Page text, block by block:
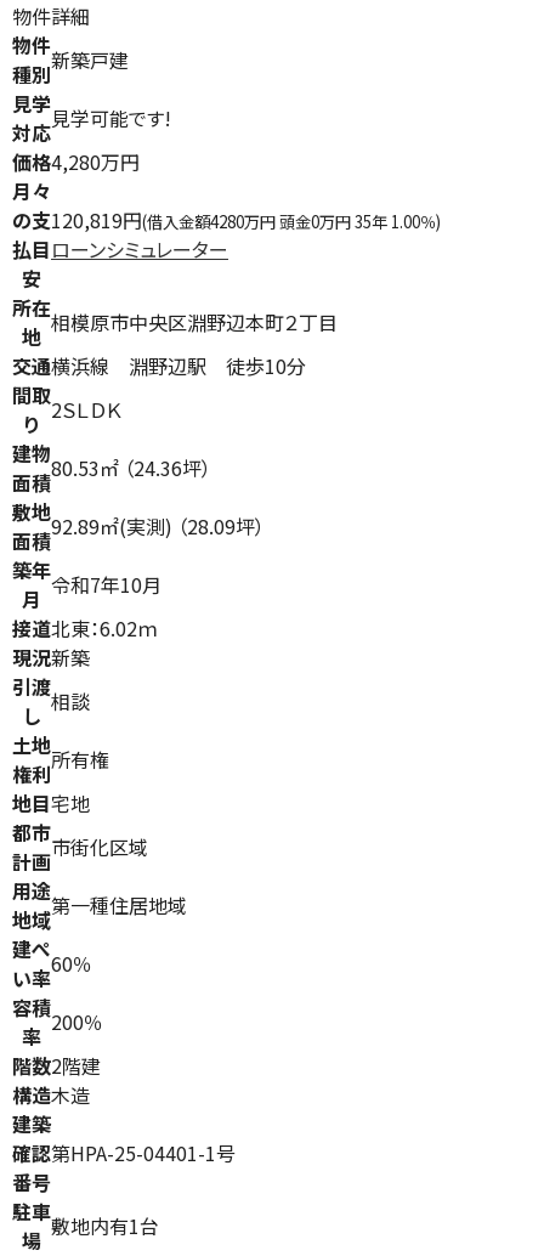
物件詳細
物件
種別新築戸建
見学
対応見学可能です!
価格4,280万円
月々
の支
払目
安
120,819円(借入金額4280万円 頭金0万円 35年 1.00％)
ローンシミュレーター
所在
地 相模原市中央区淵野辺本町２丁目
交通横浜線 淵野辺駅 徒歩10分
間取
り 2ＳＬＤＫ
建物
面積80.53㎡ （24.36坪）
敷地
面積92.89㎡(実測) （28.09坪）
築年
月 令和7年10月
接道北東：6.02ｍ
現況新築
引渡
し 相談
土地
権利所有権
地目宅地
都市
計画市街化区域
用途
地域第一種住居地域
建ぺ
い率60％
容積
率 200％
階数2階建
構造木造
建築
確認
番号
第HPA-25-04401-1号
駐車
場 敷地内有1台